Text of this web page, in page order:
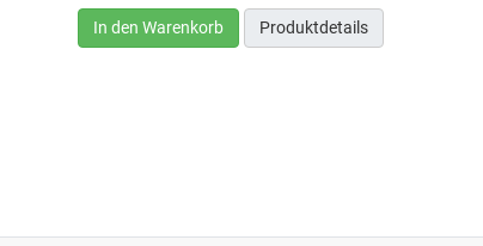
In den Warenkorb Produktdetails